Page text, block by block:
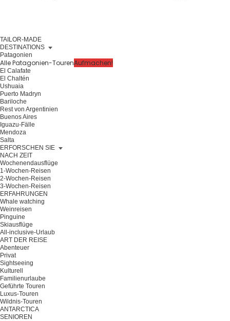
TAILOR-MADE
DESTINATIONS
Patagonien
Alle Patagonien-TourenAufmachen!
El Calafate
El Chaltén
Ushuaia
Puerto Madryn
Bariloche
Rest von Argentinien
Buenos Aires
Iguazu-Fälle
Mendoza
Salta
ERFORSCHEN SIE
NACH ZEIT
Wochenendausflüge
1-Wochen-Reisen
2-Wochen-Reisen
3-Wochen-Reisen
ERFAHRUNGEN
Whale watching
Weinreisen
Pinguine
Skiausflüge
All-inclusive-Urlaub
ART DER REISE
Abenteuer
Privat
Sightseeing
Kulturell
Familienurlaube
Geführte Touren
Luxus-Touren
Wildnis-Touren
ANTARCTICA
SENIOREN